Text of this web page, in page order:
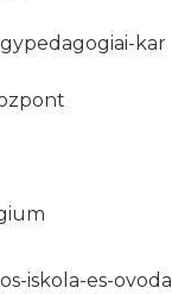
kar
iskola-es-ovoda